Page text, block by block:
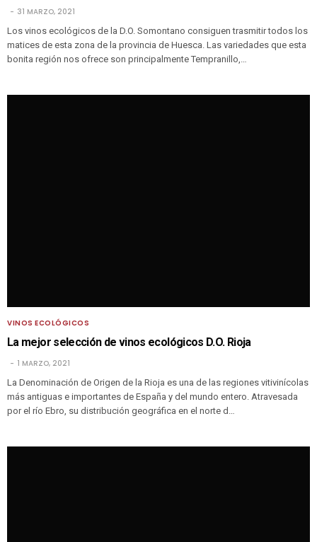
31 MARZO, 2021
Los vinos ecológicos de la D.O. Somontano consiguen trasmitir todos los
matices de esta zona de la provincia de Huesca. Las variedades que esta
bonita región nos ofrece son principalmente Tempranillo,…
VINOS ECOLÓGICOS
La mejor selección de vinos ecológicos D.O. Rioja
1 MARZO, 2021
La Denominación de Origen de la Rioja es una de las regiones vitivinícolas
más antiguas e importantes de España y del mundo entero. Atravesada
por el río Ebro, su distribución geográfica en el norte d…